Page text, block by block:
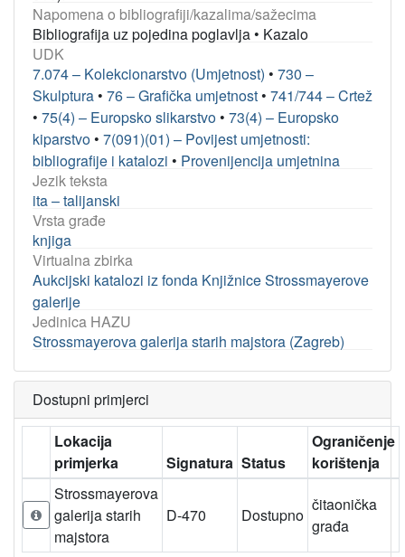
Napomena o bibliografiji/kazalima/sažecima
Bibliografija uz pojedina poglavlja • Kazalo
UDK
7.074 – Kolekcionarstvo (Umjetnost) • 730 –
Skulptura • 76 – Grafička umjetnost • 741/744 – Crtež
• 75(4) – Europsko slikarstvo • 73(4) – Europsko
kiparstvo • 7(091)(01) – Povijest umjetnosti:
bibliografije i katalozi • Provenijencija umjetnina
Jezik teksta
ita – talijanski
Vrsta građe
knjiga
Virtualna zbirka
Aukcijski katalozi iz fonda Knjižnice Strossmayerove
galerije
Jedinica HAZU
Strossmayerova galerija starih majstora (Zagreb)
Dostupni primjerci
Lokacija
primjerka
Signatura Status
Ograničenje
korištenja
Strossmayerova
galerija starih
majstora
D-470 Dostupno
čitaonička
građa